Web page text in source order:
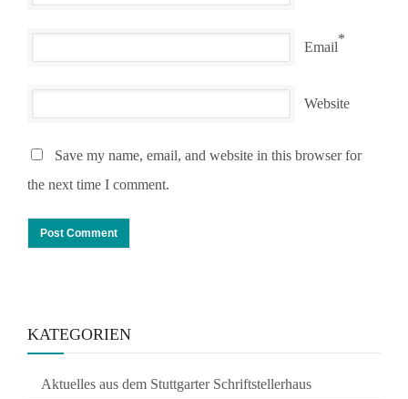
Email
*
Website
Save my name, email, and website in this browser for
the next time I comment.
KATEGORIEN
Aktuelles aus dem Stuttgarter Schriftstellerhaus